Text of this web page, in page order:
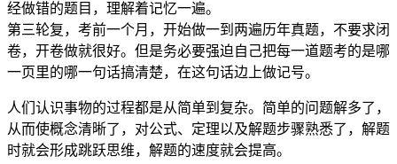
经做错的题目，理解着记忆一遍。
第三轮复，考前一个月，开始做一到两遍历年真题，不要求闭
卷，开卷做就很好。但是务必要强迫自己把每一道题考的是哪
一页里的哪一句话搞清楚，在这句话边上做记号。
人们认识事物的过程都是从简单到复杂。简单的问题解多了，
从而使概念清晰了，对公式、定理以及解题步骤熟悉了，解题
时就会形成跳跃思维，解题的速度就会提高。